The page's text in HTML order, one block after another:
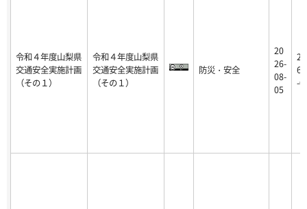
令和４年度山梨県
交通安全実施計画
（その１）
令和４年度山梨県
交通安全実施計画
（その１）
防災・安全
20
26-
08-
05
6-
-